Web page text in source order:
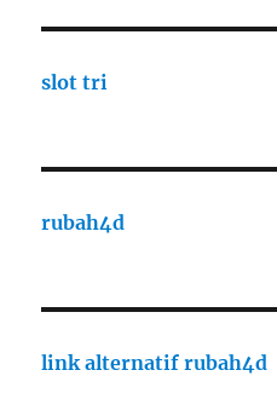
slot tri
rubah4d
link alternatif rubah4d